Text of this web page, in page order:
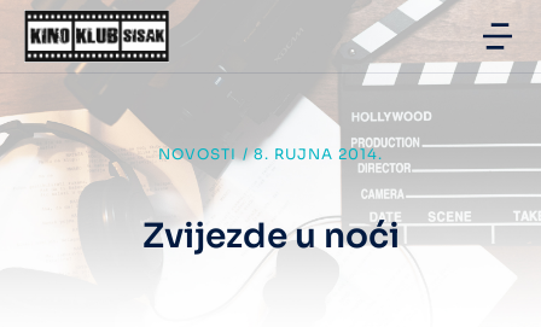
NOVOSTI / 8. RUJNA 2014.
Zvijezde u noći